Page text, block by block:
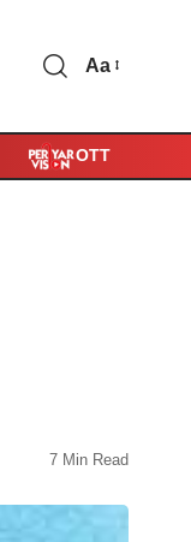
Aa
OTT
7 Min Read